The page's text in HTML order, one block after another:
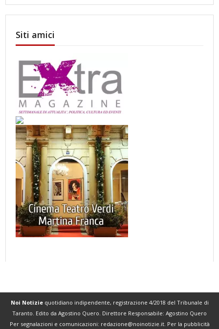
Siti amici
Noi Notiziequotidiano indipendente, registrazione 4/2018 del Tribunale di
Taranto. Edito da Agostino Quero. Direttore Responsabile: Agostino Quero
Per segnalazioni e comunicazioni: redazione@noinotizie.it. Per la pubblicità